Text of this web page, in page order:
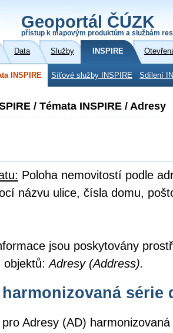
Geoportál ČÚZK
přístup k mapovým produktům a službám
Data Služby INSPIRE
INSPIRE Síťové služby INSPIRE Sdílení
/ Témata INSPIRE / Adresy
Poloha nemovitostí podle
názvu ulice, čísla domu,
jsou poskytovány
objektů:Adresy (Address).
harmonizovaná série
Adresy (AD)